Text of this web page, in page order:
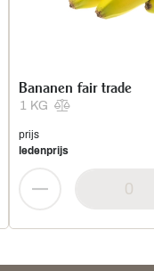
1 KG
Bananen fair trade
prijs
ledenprijs